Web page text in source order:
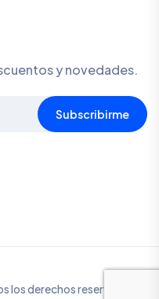
y novedades.
Subscribirme
derechos reservados